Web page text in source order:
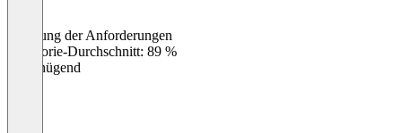
Erfüllung der Anforderungen
Kategorie-Durchschnitt: 89 %
Ungenügend